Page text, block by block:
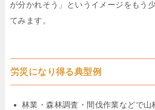
が分かれそう」というイメージをもう
てみます。
労災になり得る典型例
林業・森林調査・間伐作業などで山